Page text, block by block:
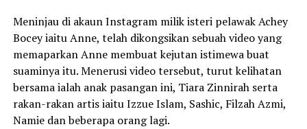
Meninjau di akaun Instagram milik isteri pelawak Achey
Bocey iaitu Anne, telah dikongsikan sebuah video yang
memaparkan Anne membuat kejutan istimewa buat
suaminya itu. Menerusi video tersebut, turut kelihatan
bersama ialah anak pasangan ini, Tiara Zinnirah serta
rakan-rakan artis iaitu Izzue Islam, Sashic, Filzah Azmi,
Namie dan beberapa orang lagi.